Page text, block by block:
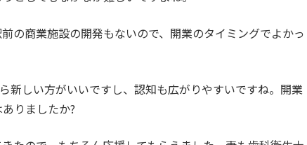
の商業施設の開発もないので、開業のタイミングでよかっ
新しい方がいいですし、認知も広がりやすいですね。開業
りましたか?